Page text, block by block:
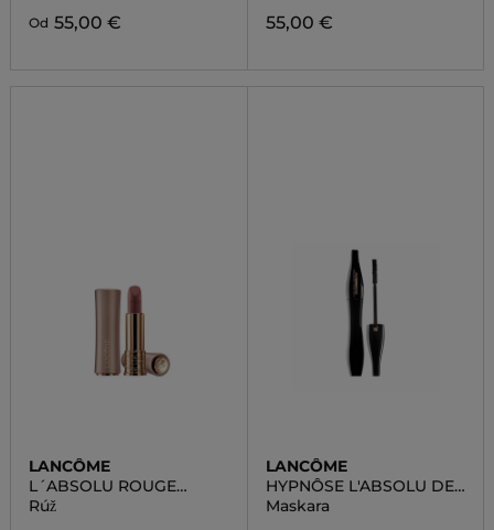
Od 55,00 € 55,00 €
LANCÔME
L´ABSOLU ROUGE
INTIMATTE
Rúž
LANCÔME
HYPNÔSE L'ABSOLU DE
NOIR
Maskara